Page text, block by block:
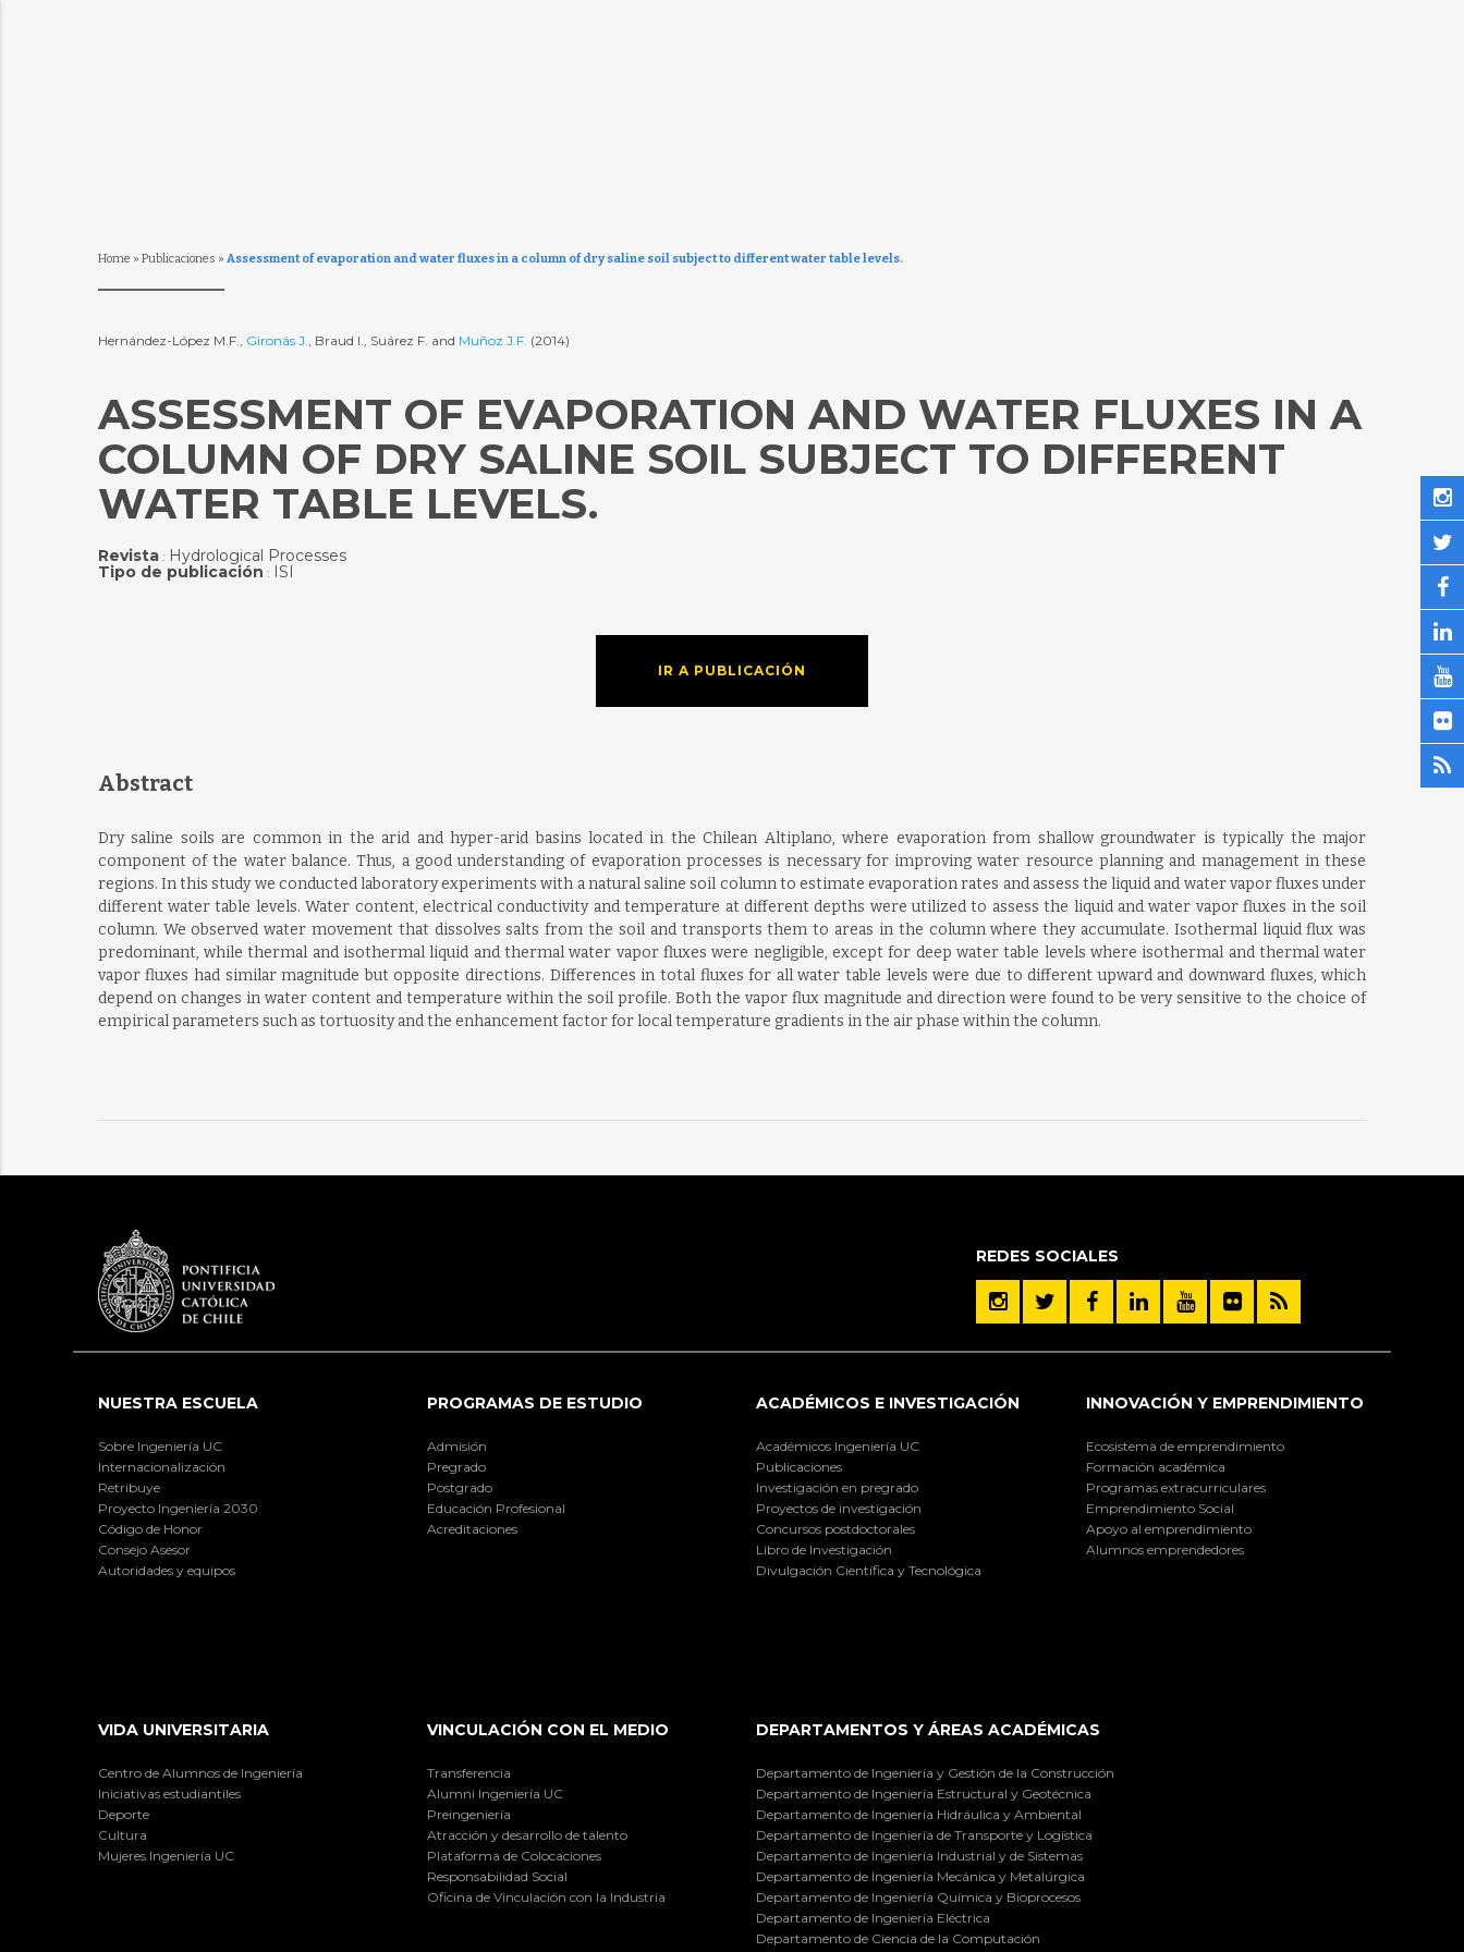
Home » Publicaciones » Assessment of evaporation and water fluxes in a column of dry saline soil subject to different water table levels.
Hernández-López M.F., Gironás J., Braud I., Suárez F. and Muñoz J.F. (2014)
ASSESSMENT OF EVAPORATION AND WATER FLUXES IN A
COLUMN OF DRY SALINE SOIL SUBJECT TO DIFFERENT
WATER TABLE LEVELS.
Revista: Hydrological Processes
Tipo de publicación : ISI
IR A PUBLICACIÓN
Abstract
Dry saline soils are common in the arid and hyper-arid basins located in the Chilean Altiplano, where evaporation from shallow groundwater is typically the major
component of the water balance. Thus, a good understanding of evaporation processes is necessary for improving water resource planning and management in these
regions. In this study we conducted laboratory experiments with a natural saline soil column to estimate evaporation rates and assess the liquid and water vapor fluxes under
different water table levels. Water content, electrical conductivity and temperature at different depths were utilized to assess the liquid and water vapor fluxes in the soil
column. We observed water movement that dissolves salts from the soil and transports them to areas in the column where they accumulate. Isothermal liquid flux was
predominant, while thermal and isothermal liquid and thermal water vapor fluxes were negligible, except for deep water table levels where isothermal and thermal water
vapor fluxes had similar magnitude but opposite directions. Differences in total fluxes for all water table levels were due to different upward and downward fluxes, which
depend on changes in water content and temperature within the soil profile. Both the vapor flux magnitude and direction were found to be very sensitive to the choice of
empirical parameters such as tortuosity and the enhancement factor for local temperature gradients in the air phase within the column.
REDES SOCIALES
NUESTRA ESCUELA
Sobre Ingeniería UC
Internacionalización
Retribuye
Proyecto Ingeniería 2030
Código de Honor
Consejo Asesor
Autoridades y equipos
PROGRAMAS DE ESTUDIO
Admisión
Pregrado
Postgrado
Educación Profesional
Acreditaciones
ACADÉMICOS E INVESTIGACIÓN
Académicos Ingeniería UC
Publicaciones
Investigación en pregrado
Proyectos de investigación
Concursos postdoctorales
Libro de Investigación
Divulgación Científica y Tecnológica
INNOVACIÓN Y EMPRENDIMIENTO
Ecosistema de emprendimiento
Formación académica
Programas extracurriculares
Emprendimiento Social
Apoyo al emprendimiento
Alumnos emprendedores
VIDA UNIVERSITARIA
Centro de Alumnos de Ingeniería
Iniciativas estudiantiles
Deporte
Cultura
Mujeres Ingeniería UC
VINCULACIÓN CON EL MEDIO
Transferencia
Alumni Ingeniería UC
Preingeniería
Atracción y desarrollo de talento
Plataforma de Colocaciones
Responsabilidad Social
Oficina de Vinculación con la Industria
DEPARTAMENTOS Y ÁREAS ACADÉMICAS
Departamento de Ingeniería y Gestión de la Construcción
Departamento de Ingeniería Estructural y Geotécnica
Departamento de Ingeniería Hidráulica y Ambiental
Departamento de Ingeniería de Transporte y Logística
Departamento de Ingeniería Industrial y de Sistemas
Departamento de Ingeniería Mecánica y Metalúrgica
Departamento de Ingeniería Química y Bioprocesos
Departamento de Ingeniería Eléctrica
Departamento de Ciencia de la Computación